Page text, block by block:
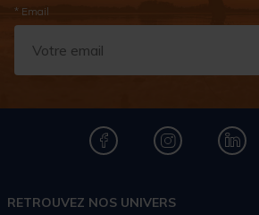
* Email
RETROUVEZ NOS UNIVERS